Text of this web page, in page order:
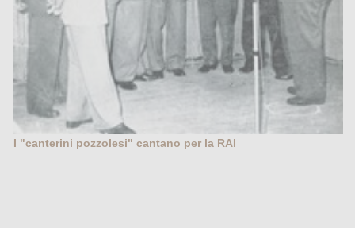
I "canterini pozzolesi" cantano per la RAI